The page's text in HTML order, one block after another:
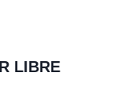
LIBRE